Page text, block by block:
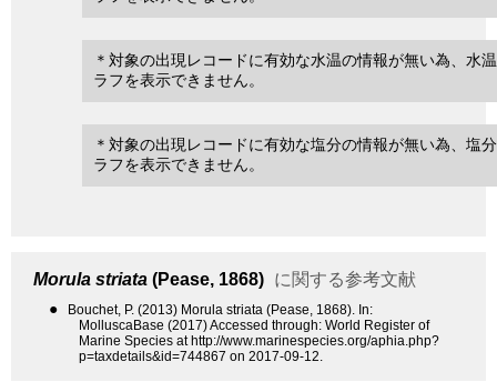
＊対象の出現レコードに有効な水温の情報が無い為、水
ラフを表示できません。
＊対象の出現レコードに有効な塩分の情報が無い為、塩
ラフを表示できません。
Morula striata (Pease, 1868) に関する参考文献
●
Bouchet, P. (2013) Morula striata (Pease, 1868). In:
MolluscaBase (2017) Accessed through: World Register of
Marine Species at http://www.marinespecies.org/aphia.php?
p=taxdetails&id=744867 on 2017-09-12.